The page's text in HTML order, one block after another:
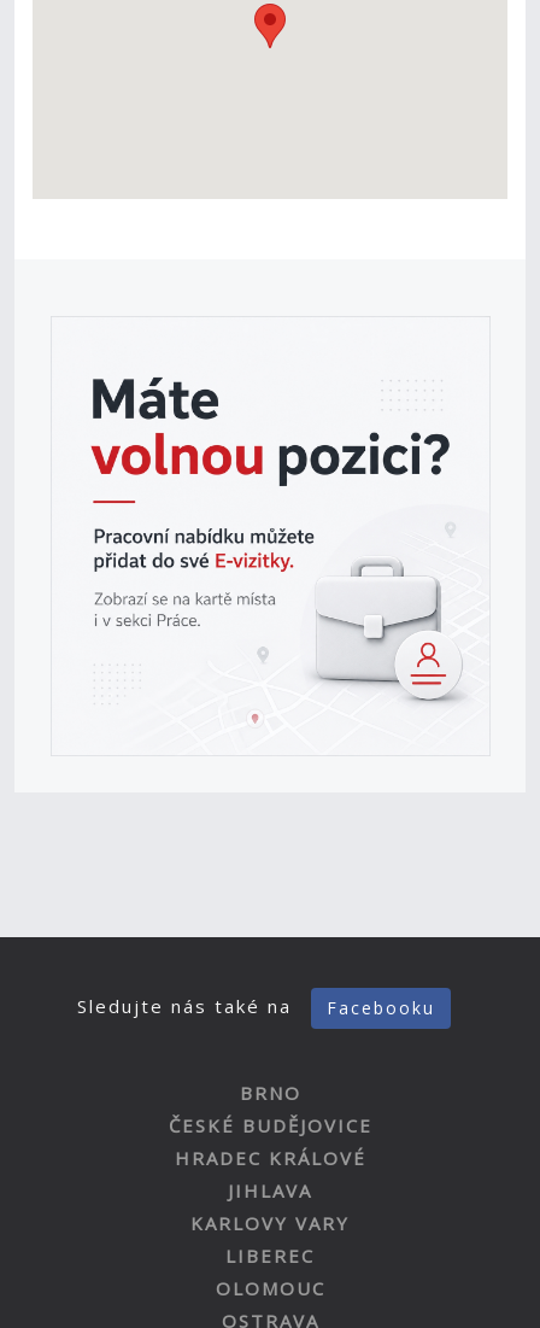
Sledujte nás také na Facebooku
BRNO
ČESKÉ BUDĚJOVICE
HRADEC KRÁLOVÉ
JIHLAVA
KARLOVY VARY
LIBEREC
OLOMOUC
OSTRAVA